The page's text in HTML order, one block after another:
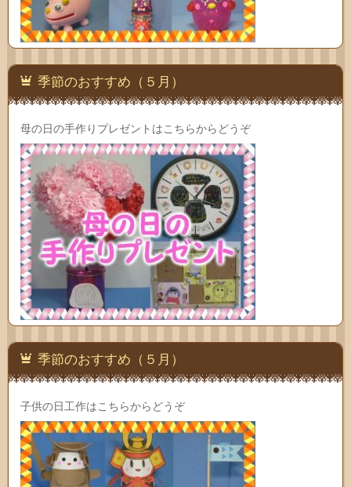
季節のおすすめ（５月）
母の日の手作りプレゼントはこちらからどうぞ
季節のおすすめ（５月）
子供の日工作はこちらからどうぞ